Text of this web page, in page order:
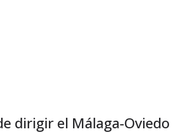
dirigir el Málaga-Oviedo